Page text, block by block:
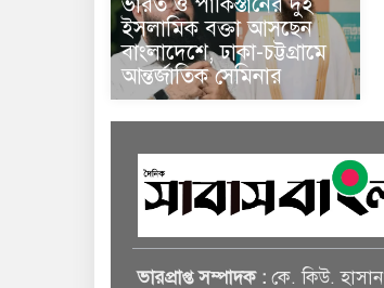
ইসলামিক বক্তা আসছেন
বাংলাদেশে, ঢাকা-চট্টগ্রামে
আন্তর্জাতিক সেমিনার
ভারপ্রাপ্ত সম্পাদক : কে. কিউ. হাসান